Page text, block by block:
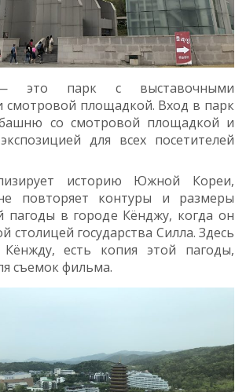
— это парк с выставочными
смотровой площадкой. Вход в парк
со смотровой площадкой и
для всех посетителей
историю Южной Кореи,
повторяет контуры и размеры
пагоды в городе Кёнджу, когда он
столицей государства Силла. Здесь
есть копия этой пагоды,
съемок фильма.